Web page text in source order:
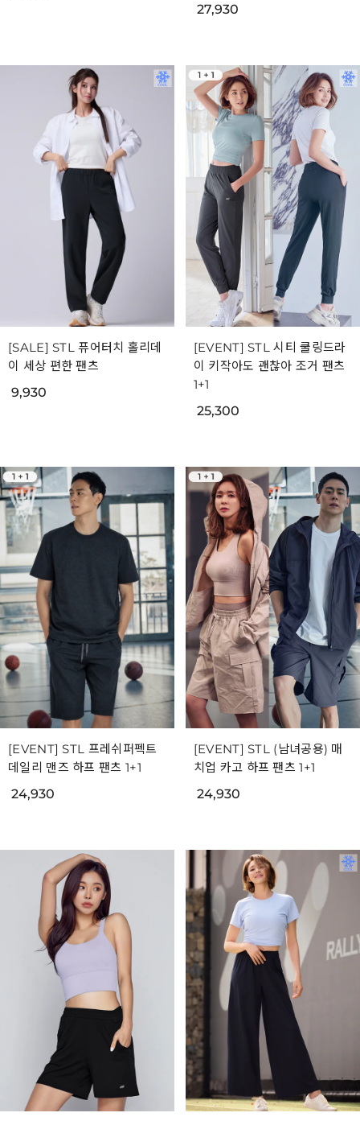
27,930
[SALE] STL 퓨어터치 홀리데
이 세상 편한 팬츠
9,930
[EVENT] STL 시티 쿨링드라
이 키작아도 괜찮아 조거 팬츠
1+1
25,300
[EVENT] STL 프레쉬퍼펙트
데일리 맨즈 하프 팬츠 1+1
24,930
[EVENT] STL (남녀공용) 매
치업 카고 하프 팬츠 1+1
24,930